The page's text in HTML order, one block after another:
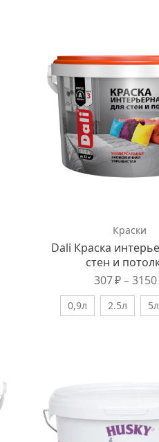
Краски
Dali Краска
стен и
307₽ – 3150
0,9л 2.5л 5л